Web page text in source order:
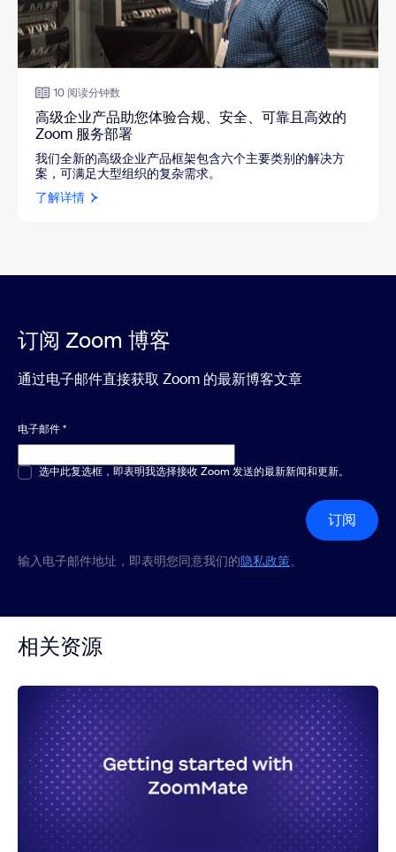
10 阅读分钟数
高级企业产品助您体验合规、安全、可靠且高效的
Zoom 服务部署
我们全新的高级企业产品框架包含六个主要类别的解决方
案，可满足大型组织的复杂需求。
了解详情
订阅 Zoom 博客
通过电子邮件直接获取 Zoom 的最新博客文章
电子邮件*
多选或单选*
选中此复选框，即表明我选择接收 Zoom 发送的最新新闻和更新。
订阅
输入电子邮件地址，即表明您同意我们的隐私政策。
相关资源